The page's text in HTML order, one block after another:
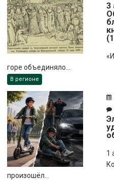
3
горе объединяло...
В регионе
1
произошёл...